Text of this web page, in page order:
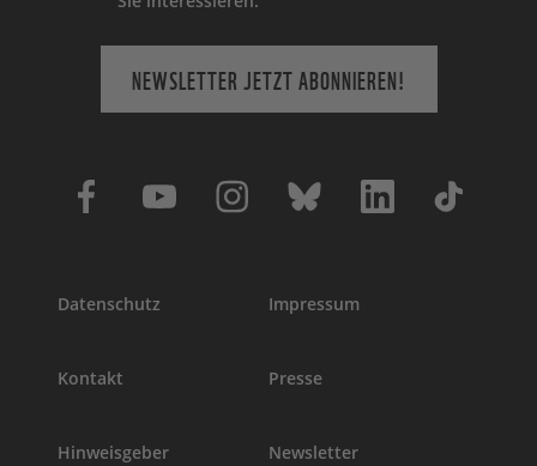
NEWSLETTER JETZT ABONNIEREN!
Datenschutz Impressum
Kontakt Presse
Hinweisgeber Newsletter